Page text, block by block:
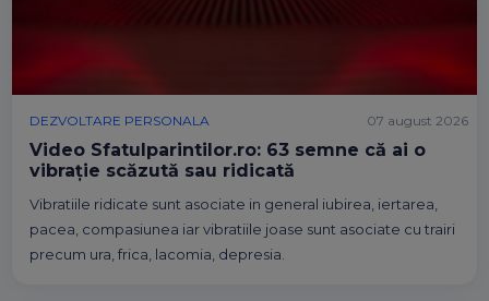
DEZVOLTARE PERSONALA
Video Sfatulparintilor.ro: 63 semne că ai o
vibrație scăzută sau ridicată
Vibratiile ridicate sunt asociate in general iubirea, iertarea,
pacea, compasiunea iar vibratiile joase sunt asociate cu trairi
precum ura, frica, lacomia, depresia.
07 august 2026